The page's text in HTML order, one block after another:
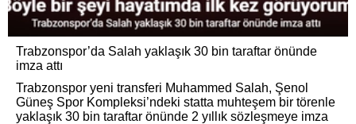
Trabzonspor’da Salah yaklaşık 30 bin taraftar önünde
imza attı
Trabzonspor yeni transferi Muhammed Salah, Şenol
Güneş Spor Kompleksi’ndeki statta muhteşem bir törenle
yaklaşık 30 bin taraftar önünde 2 yıllık sözleşmeye imza